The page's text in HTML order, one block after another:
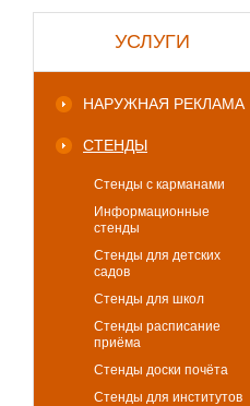
УСЛУГИ
НАРУЖНАЯ РЕКЛАМА
СТЕНДЫ
Стенды с карманами
Информационные
стенды
Стенды для детских
садов
Стенды для школ
Стенды расписание
приёма
Стенды доски почёта
Стенды для институтов